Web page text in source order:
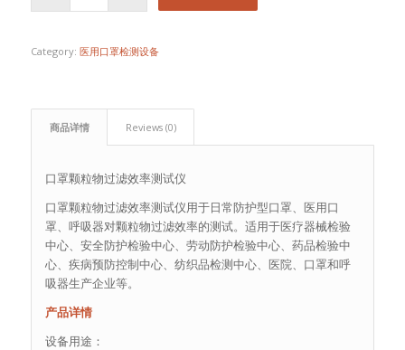
Category: 医用口罩检测设备
商品详情 Reviews (0)
口罩颗粒物过滤效率测试仪
口罩颗粒物过滤效率测试仪用于日常防护型口罩、医用口
罩、呼吸器对颗粒物过滤效率的测试。适用于医疗器械检验
中心、安全防护检验中心、劳动防护检验中心、药品检验中
心、疾病预防控制中心、纺织品检测中心、医院、口罩和呼
吸器生产企业等。
产品详情
设备用途：